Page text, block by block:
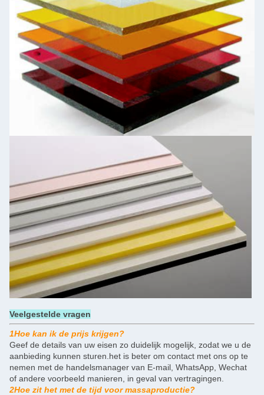
Veelgestelde vragen
1Hoe kan ik de prijs krijgen?
Geef de details van uw eisen zo duidelijk mogelijk, zodat we u de
aanbieding kunnen sturen.het is beter om contact met ons op te
nemen met de handelsmanager van E-mail, WhatsApp, Wechat
of andere voorbeeld manieren, in geval van vertragingen.
2Hoe zit het met de tijd voor massaproductie?